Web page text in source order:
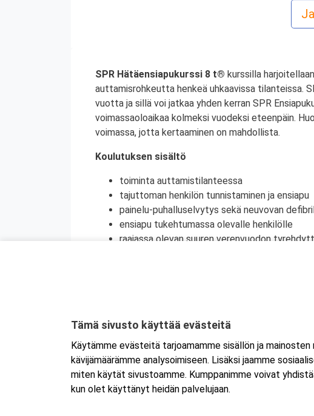
SPR Hätäensiapukurssi 8 t® kurssilla
auttamisrohkeutta henkeä uhkaavissa tilanteissa.
vuotta ja sillä voi jatkaa yhden kerran SPR
voimassaoloaikaa kolmeksi vuodeksi eteenpäin.
voimassa, jotta kertaaminen on mahdollista.
Koulutuksen sisältö
toiminta auttamistilanteessa
tajuttoman henkilön tunnistaminen ja ensiapu
painelu-puhalluselvytys sekä neuvovan
ensiapu tukehtumassa olevalle henkilölle
raajassa olevan suuren verenvuodon
henkinen ensiapu
Koulutuksesta on myös mahdollisuus saada yksi
jatkokoulutuspäivä (vain 1 merkintä/vrk).
Tämä sivusto käyttää evästeitä
Käytämme evästeitä tarjoamamme sisällön ja
kävijämäärämme analysoimiseen. Lisäksi jaamme
miten käytät sivustoamme. Kumppanimme voivat
kun olet käyttänyt heidän palvelujaan.